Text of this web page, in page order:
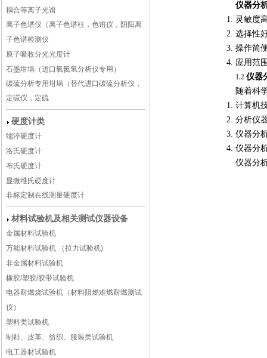
耦合等离子光谱
离子色谱仪（离子色谱柱，色谱仪，阴阳离
子色谱检测仪
原子吸收分光光度计
石墨坩埚（进口氧氮氢分析仪专用）
碳硫分析专用坩埚（替代进口碳硫分析仪，
定碳仪，定硫
硬度计类
端淬硬度计
洛氏硬度计
布氏硬度计
显微维氏硬度计
非标定制在线测量硬度计
材料试验机及相关测试仪器设备
金属材料试验机
万能材料试验机 （拉力试验机)
非金属材料试验机
橡胶/塑胶/胶带试验机
电器耐燃烧试验机（材料阻燃难燃耐燃测试
仪）
塑料类试验机
制鞋、皮革、纺织、服装类试验机
电工器材试验机
仪器分
灵敏度
选择性
操作简
应用范
1.2 仪器
随着科
计算机
分析仪
仪器分
仪器分
仪器分